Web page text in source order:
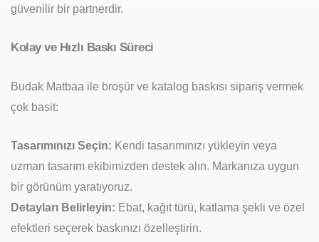
güvenilir bir partnerdir.
Kolay ve Hızlı Baskı Süreci
Budak Matbaa ile broşür ve katalog baskısı sipariş vermek
çok basit:
Tasarımınızı Seçin: Kendi tasarımınızı yükleyin veya
uzman tasarım ekibimizden destek alın. Markanıza uygun
bir görünüm yaratıyoruz.
Detayları Belirleyin: Ebat, kağıt türü, katlama şekli ve özel
efektleri seçerek baskınızı özelleştirin.